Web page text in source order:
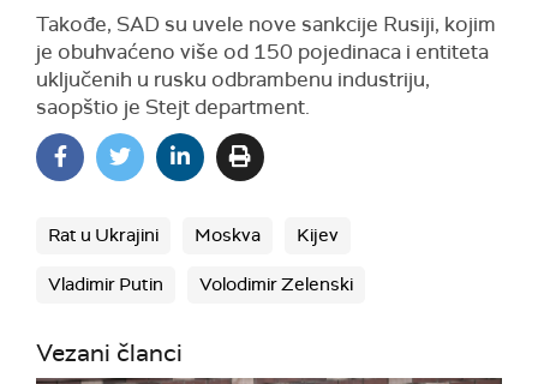
Takođe, SAD su uvele nove sankcije Rusiji, kojim
je obuhvaćeno više od 150 pojedinaca i entiteta
uključenih u rusku odbrambenu industriju,
saopštio je Stejt department.
Rat u Ukrajini Moskva Kijev
Vladimir Putin Volodimir Zelenski
Vezani članci